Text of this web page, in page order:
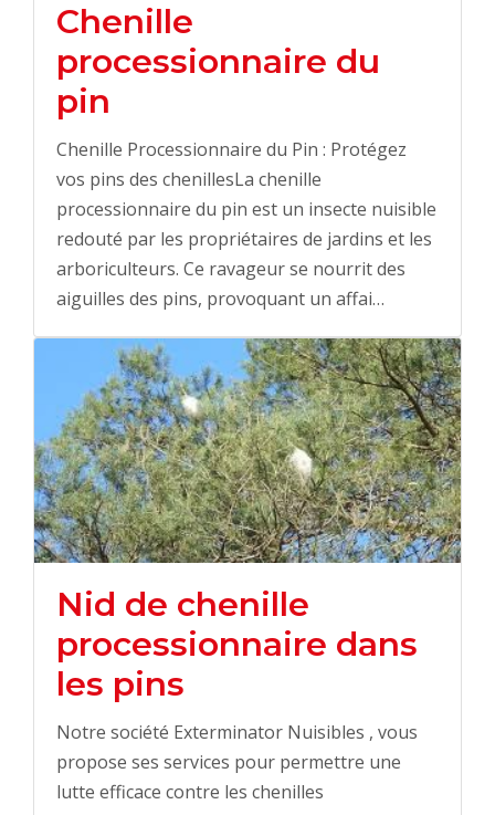
Chenille
processionnaire du
pin
Chenille Processionnaire du Pin : Protégez
vos pins des chenillesLa chenille
processionnaire du pin est un insecte nuisible
redouté par les propriétaires de jardins et les
arboriculteurs. Ce ravageur se nourrit des
aiguilles des pins, provoquant un affai…
Nid de chenille
processionnaire dans
les pins
Notre société Exterminator Nuisibles , vous
propose ses services pour permettre une
lutte efficace contre les chenilles